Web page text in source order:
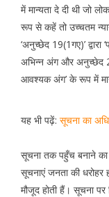
में मान्यता दे दी थी जो
रूप से कहें तो उच्चतम
‘अनुच्छेद 19(1गए)’
अभिन्न अंग और अनुच्छेद
आवश्यक अंग’ के रूप में
यह भी पढ़ें: सूचना का
सूचना तक पहुँच बनाने का
सूचनाएं जनता की धरोहर
मौजूद होती हैं। सूचना पर